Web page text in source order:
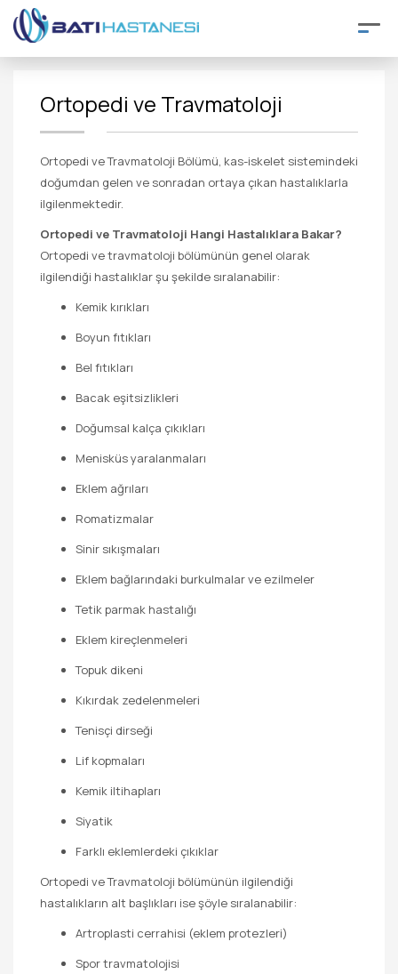
Ortopedi ve Travmatoloji
Ortopedi ve Travmatoloji Bölümü, kas-iskelet sistemindeki
doğumdan gelen ve sonradan ortaya çıkan hastalıklarla
ilgilenmektedir.
Ortopedi ve Travmatoloji Hangi Hastalıklara Bakar?
Ortopedi ve travmatoloji bölümünün genel olarak
ilgilendiği hastalıklar şu şekilde sıralanabilir:
Kemik kırıkları
Boyun fıtıkları
Bel fıtıkları
Bacak eşitsizlikleri
Doğumsal kalça çıkıkları
Menisküs yaralanmaları
Eklem ağrıları
Romatizmalar
Sinir sıkışmaları
Eklem bağlarındaki burkulmalar ve ezilmeler
Tetik parmak hastalığı
Eklem kireçlenmeleri
Topuk dikeni
Kıkırdak zedelenmeleri
Tenisçi dirseği
Lif kopmaları
Kemik iltihapları
Siyatik
Farklı eklemlerdeki çıkıklar
Ortopedi ve Travmatoloji bölümünün ilgilendiği
hastalıkların alt başlıkları ise şöyle sıralanabilir:
Artroplasti cerrahisi (eklem protezleri)
Spor travmatolojisi